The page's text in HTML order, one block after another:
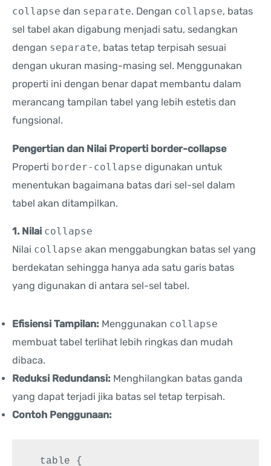
collapse dan separate. Dengan collapse, batas
sel tabel akan digabung menjadi satu, sedangkan
dengan separate, batas tetap terpisah sesuai
dengan ukuran masing-masing sel. Menggunakan
properti ini dengan benar dapat membantu dalam
merancang tampilan tabel yang lebih estetis dan
fungsional.
Pengertian dan Nilai Properti border-collapse
Properti border-collapse digunakan untuk
menentukan bagaimana batas dari sel-sel dalam
tabel akan ditampilkan.
1. Nilai collapse
Nilai collapse akan menggabungkan batas sel yang
berdekatan sehingga hanya ada satu garis batas
yang digunakan di antara sel-sel tabel.
Efisiensi Tampilan: Menggunakan collapse
membuat tabel terlihat lebih ringkas dan mudah
dibaca.
Reduksi Redundansi: Menghilangkan batas ganda
yang dapat terjadi jika batas sel tetap terpisah.
Contoh Penggunaan: